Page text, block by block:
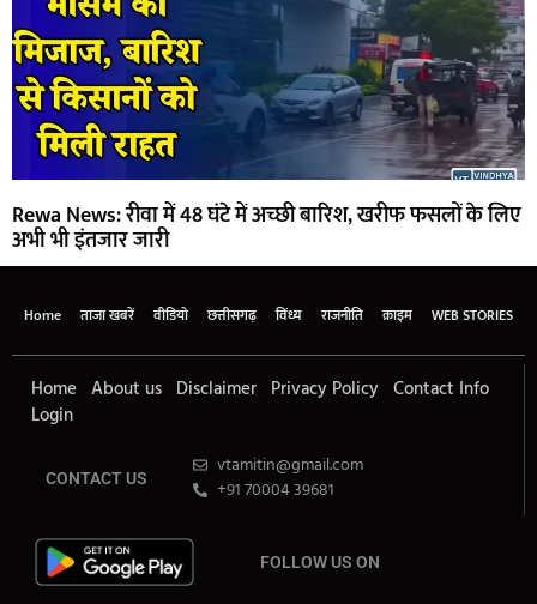
Rewa News: रीवा में 48 घंटे में अच्छी बारिश, खरीफ फसलों के लिए
अभी भी इंतजार जारी
Home ताजा खबरें वीडियो छत्तीसगढ़ विंध्य राजनीति क्राइम WEB STORIES
Home About us Disclaimer Privacy Policy Contact Info
Login
CONTACT US
vtamitin@gmail.com
+91 70004 39681
FOLLOW US ON